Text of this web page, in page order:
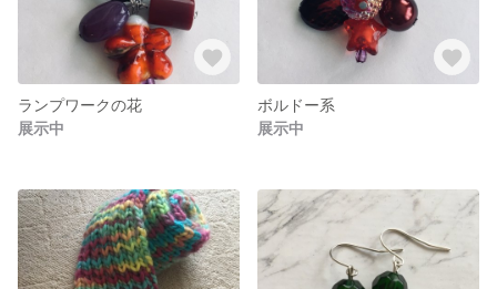
ランプワークの花
展示中
ボルドー系
展示中